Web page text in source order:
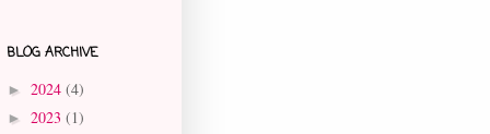
BLOG ARCHIVE
► 2024 (4)
► 2023 (1)